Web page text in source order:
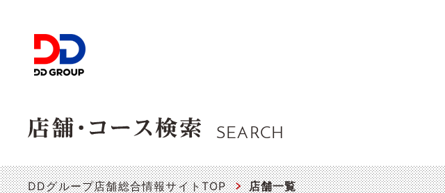
SEARCH
DDグループ店舗総合情報サイトTOP 店舗一覧